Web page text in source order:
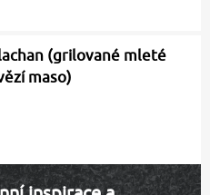
(grilované mleté
maso)